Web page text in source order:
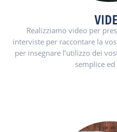
Realizziamo video per
interviste per raccontare la
per insegnare l’utilizzo dei
semplice ed